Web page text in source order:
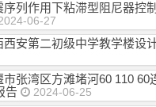
序列作用下粘滞型阻尼器控
06-27
西安第二初级中学教学楼设
市张湾区方滩堵河60 110 60
告
2024-06-25